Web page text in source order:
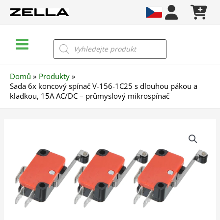
Menu
Products
search
Domů
Produkty
Sada 6x koncový spínač V-156-1C25 s dlouhou pákou a
kladkou, 15A AC/DC – průmyslový mikrospínač
koncový
spínač
V-
156-
1C25